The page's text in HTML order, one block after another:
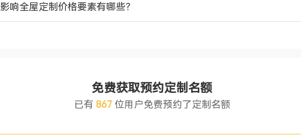
影响全屋定制价格要素有哪些？
免费获取预约定制名额
已有 867位用户免费预约了定制名额